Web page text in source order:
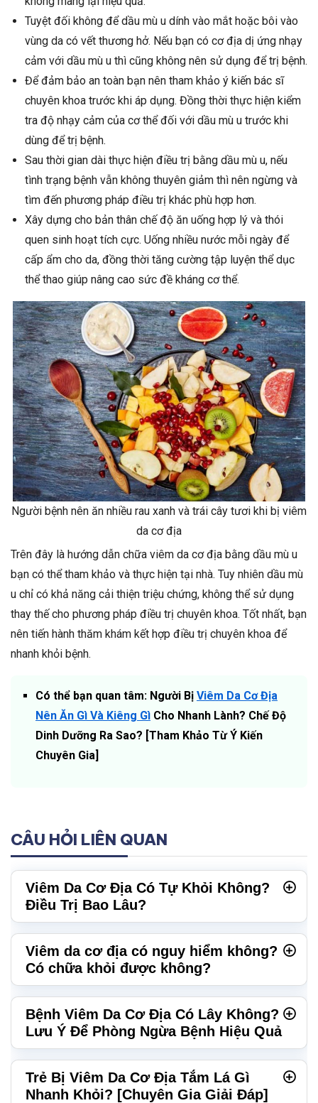
Tuyệt đối không để dầu mù u dính vào mắt hoặc bôi vào
vùng da có vết thương hở. Nếu bạn có cơ địa dị ứng nhạy
cảm với dầu mù u thì cũng không nên sử dụng để trị bệnh.
Để đảm bảo an toàn bạn nên tham khảo ý kiến bác sĩ
chuyên khoa trước khi áp dụng. Đồng thời thực hiện kiểm
tra độ nhạy cảm của cơ thể đối với dầu mù u trước khi
dùng để trị bệnh.
Sau thời gian dài thực hiện điều trị bằng dầu mù u, nếu
tình trạng bệnh vẫn không thuyên giảm thì nên ngừng và
tìm đến phương pháp điều trị khác phù hợp hơn.
Xây dựng cho bản thân chế độ ăn uống hợp lý và thói
quen sinh hoạt tích cực. Uống nhiều nước mỗi ngày để
cấp ẩm cho da, đồng thời tăng cường tập luyện thể dục
thể thao giúp nâng cao sức đề kháng cơ thể.
Người bệnh nên ăn nhiều rau xanh và trái cây tươi khi bị viêm
da cơ địa
Trên đây là hướng dẫn chữa viêm da cơ địa bằng dầu mù u
bạn có thể tham khảo và thực hiện tại nhà. Tuy nhiên dầu mù
u chỉ có khả năng cải thiện triệu chứng, không thể sử dụng
thay thế cho phương pháp điều trị chuyên khoa. Tốt nhất, bạn
nên tiến hành thăm khám kết hợp điều trị chuyên khoa để
nhanh khỏi bệnh.
Có thể bạn quan tâm: Người Bị Viêm Da Cơ Địa
Nên Ăn Gì Và Kiêng Gì Cho Nhanh Lành? Chế Độ
Dinh Dưỡng Ra Sao? [Tham Khảo Từ Ý Kiến
Chuyên Gia]
CÂU HỎI LIÊN QUAN
Viêm Da Cơ Địa Có Tự Khỏi Không?
Điều Trị Bao Lâu?
Viêm da cơ địa có nguy hiểm không?
Có chữa khỏi được không?
Bệnh Viêm Da Cơ Địa Có Lây Không?
Lưu Ý Để Phòng Ngừa Bệnh Hiệu Quả
Trẻ Bị Viêm Da Cơ Địa Tắm Lá Gì
Nhanh Khỏi? [Chuyên Gia Giải Đáp]